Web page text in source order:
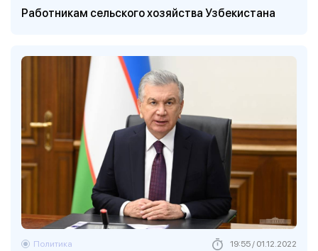
Работникам сельского хозяйства Узбекистана
Политика 19:55 / 01.12.2022